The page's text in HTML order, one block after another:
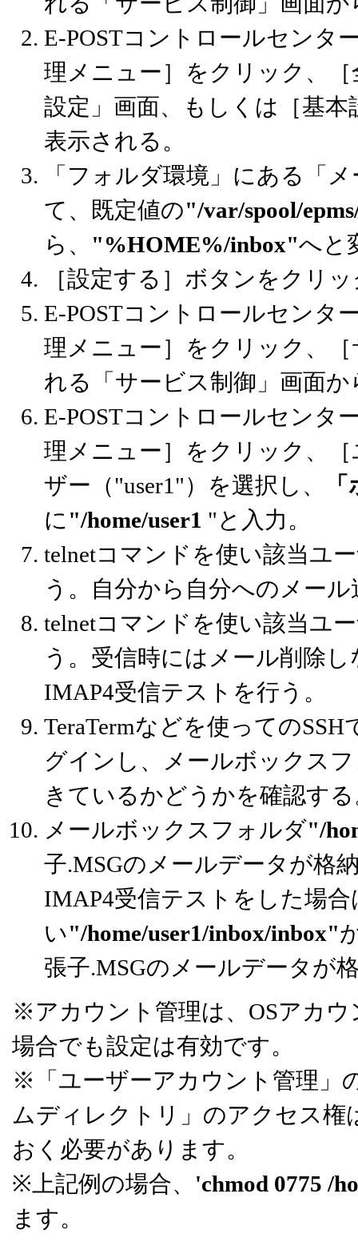
E-POSTコントロールセンタ
理メニュー］をクリック、
設定」画面、もしくは［基
表示される。
「フォルダ環境」にある「
て、既定値の"/var/spool/
ら、 "%HOME%/inbox"へと
［設定する］ボタンをクリ
E-POSTコントロールセンタ
理メニュー］をクリック、
れる「サービス制御」画面
E-POSTコントロールセンタ
理メニュー］をクリック、
ザー（"user1"）を選択し、
に "/home/user1 "と入力。
telnetコマンドを使い該当ユ
う。自分から自分へのメー
telnetコマンドを使い該当ユ
う。受信時にはメール削除
IMAP4受信テストを行う。
TeraTermなどを使っての
グインし、メールボックス
きているかどうかを確認す
メールボックスフォルダ"/
子.MSGのメールデータが格
IMAP4受信テストをした場合
い"/home/user1/inbox/inbox"
張子.MSGのメールデータが
※アカウント管理は、OSアカ
場合でも設定は有効です。
※「ユーザーアカウント管理」
ムディレクトリ」のアクセス権
おく必要があります。
※上記例の場合、 'chmod 0775 /
ます。